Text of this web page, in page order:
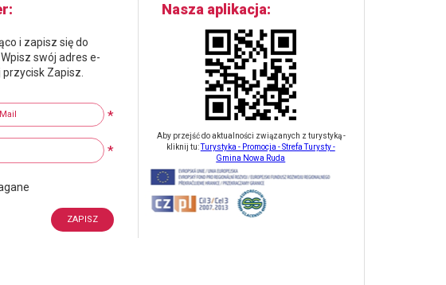
i zapisz się do
swój adres e-
Zapisz.
*
tematyczne *
fraze
Nasza aplikacja
Aby przejść do aktualności związanych z turystyką -
kliknij tu:Turystyka - Promocja - Strefa Turysty -
Gmina Nowa Ruda